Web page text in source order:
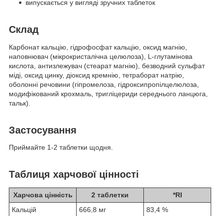
випускається у вигляді зручних таблеток
Склад
Карбонат кальцію, гідрофосфат кальцію, оксид магнію,
наповнювач (мікрокристалічна целюлоза), L-глутамінова
кислота, антизлежувач (стеарат магнію), безводний сульфат
міді, оксид цинку, діоксид кремнію, тетраборат натрію,
оболонні речовини (гіпромелоза, гідроксипропілцелюлоза,
модифікований крохмаль, тригліцериди середнього ланцюга,
тальк).
Застосування
Приймайте 1-2 таблетки щодня.
Таблиця харчової цінності
Харчова цінність 2 таблетки
*RI
Кальцій
666,8 мг 83,4 %